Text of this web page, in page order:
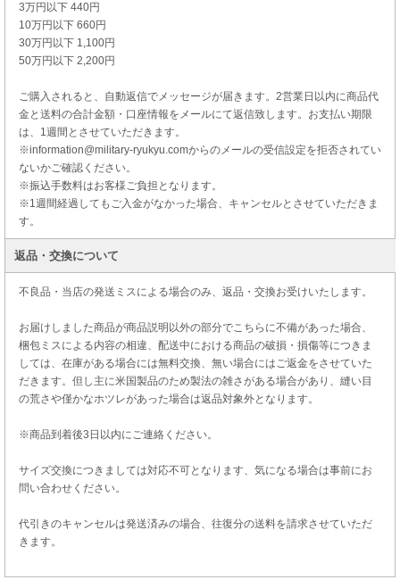
3万円以下 440円
10万円以下 660円
30万円以下 1,100円
50万円以下 2,200円
ご購入されると、自動返信でメッセージが届きます。2営業日以内に商品代
金と送料の合計金額・口座情報をメールにて返信致します。お支払い期限
は、1週間とさせていただきます。
※information@military-ryukyu.comからのメールの受信設定を拒否されてい
ないかご確認ください。
※振込手数料はお客様ご負担となります。
※1週間経過してもご入金がなかった場合、キャンセルとさせていただきま
す。
返品・交換について
不良品・当店の発送ミスによる場合のみ、返品・交換お受けいたします。
お届けしました商品が商品説明以外の部分でこちらに不備があった場合、
梱包ミスによる内容の相違、配送中における商品の破損・損傷等につきま
しては、在庫がある場合には無料交換、無い場合にはご返金をさせていた
だきます。但し主に米国製品のため製法の雑さがある場合があり、縫い目
の荒さや僅かなホツレがあった場合は返品対象外となります。
※商品到着後3日以内にご連絡ください。
サイズ交換につきましては対応不可となります、気になる場合は事前にお
問い合わせください。
代引きのキャンセルは発送済みの場合、往復分の送料を請求させていただ
きます。